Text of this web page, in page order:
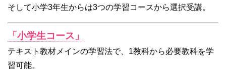
そして小学3年生からは3つの学習コースから選択受講。
「小学生コース」
テキスト教材メインの学習法で、1教科から必要教科を学
習可能。